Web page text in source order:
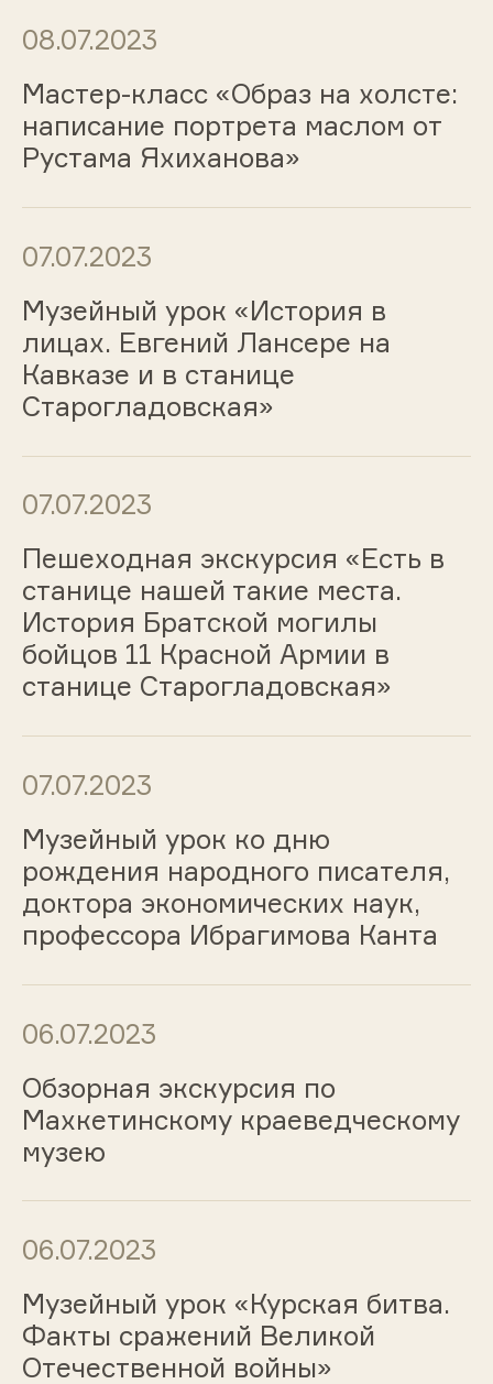
08.07.2023
Мастер-класс «Образ на холсте:
написание портрета маслом от
Рустама Яхиханова»
07.07.2023
Музейный урок «История в
лицах. Евгений Лансере на
Кавказе и в станице
Старогладовская»
07.07.2023
Пешеходная экскурсия «Есть в
станице нашей такие места.
История Братской могилы
бойцов 11 Красной Армии в
станице Старогладовская»
07.07.2023
Музейный урок ко дню
рождения народного писателя,
доктора экономических наук,
профессора Ибрагимова Канта
06.07.2023
Обзорная экскурсия по
Махкетинскому краеведческому
музею
06.07.2023
Музейный урок «Курская битва.
Факты сражений Великой
Отечественной войны»